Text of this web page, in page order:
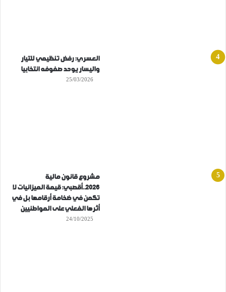
العسري: رفض تنظيمي للتيار
واليسار يوحد صفوفه انتخابيا
25/03/2026
مشروع قانون مالية
2026..أقصبي: قيمة الميزانيات لا
تكمن في ضخامة أرقامها بل في
أثرها الفعلي على المواطنيين
24/10/2025